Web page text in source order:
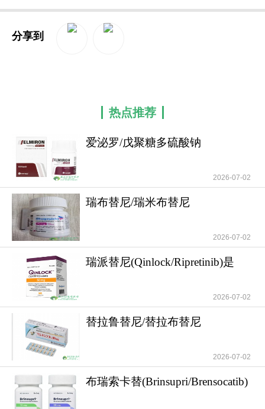
分享到
热点推荐
爱泌罗/戊聚糖多硫酸钠
2026-07-02
瑞布替尼/瑞米布替尼
2026-07-02
瑞派替尼(Qinlock/Ripretinib)是
2026-07-02
替拉鲁替尼/替拉布替尼
2026-07-02
布瑞索卡替(Brinsupri/Brensocatib)